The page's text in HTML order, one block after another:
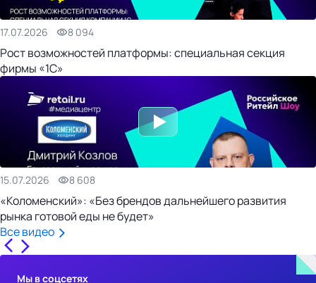
17.07.2026 8 094
Рост возможностей платформы: специальная секция
фирмы «1С»
15.07.2026 8 608
«Коломенский»: «Без брендов дальнейшего развития
рынка готовой еды не будет»
Все видео
Мы в соцсетях